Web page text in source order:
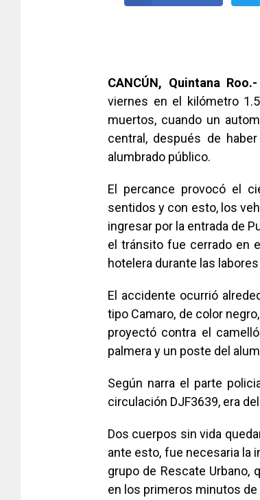
CANCÚN, Quintana Roo.-
viernes en el kilómetro
muertos, cuando un
central, después de
alumbrado público.
El percance provocó el
sentidos y con esto, los
ingresar por la entrada de
el tránsito fue cerrado en
hotelera durante las
El accidente ocurrió
tipo Camaro, de color
proyectó contra el
palmera y un poste del
Según narra el parte
circulación DJF3639, era
Dos cuerpos sin vida
ante esto, fue necesaria la
grupo de Rescate Urbano,
en los primeros minutos de